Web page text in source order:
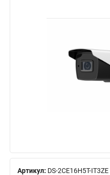
Артикул: DS-2CE16H5T-